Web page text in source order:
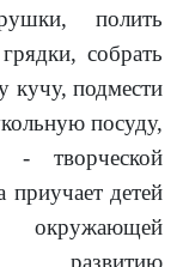
полить
собрать
кучу, подмести
посуду,
- творческой
приучает детей
окружающей
развитию